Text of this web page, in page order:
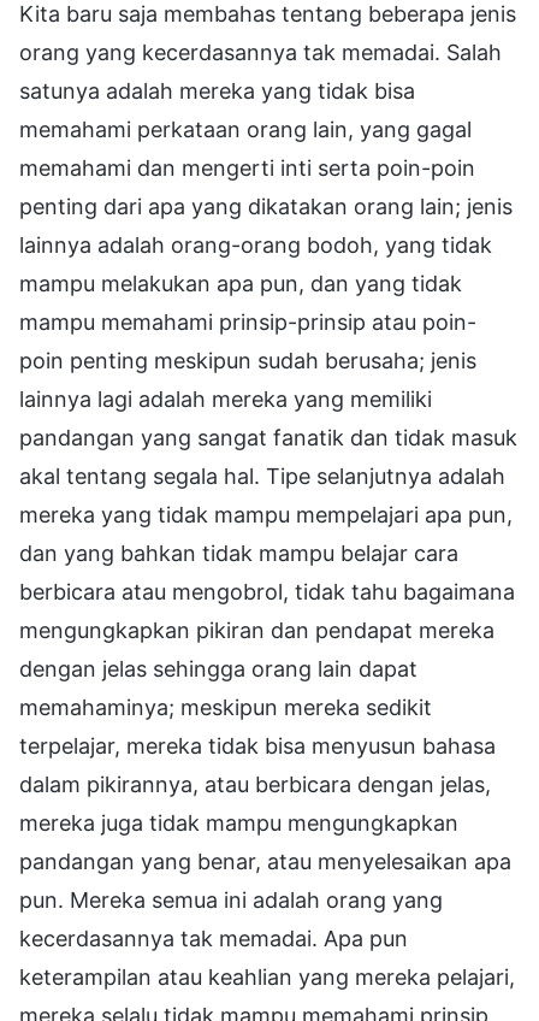
Kita baru saja membahas tentang beberapa jenis
orang yang kecerdasannya tak memadai. Salah
satunya adalah mereka yang tidak bisa
memahami perkataan orang lain, yang gagal
memahami dan mengerti inti serta poin-poin
penting dari apa yang dikatakan orang lain; jenis
lainnya adalah orang-orang bodoh, yang tidak
mampu melakukan apa pun, dan yang tidak
mampu memahami prinsip-prinsip atau poin-
poin penting meskipun sudah berusaha; jenis
lainnya lagi adalah mereka yang memiliki
pandangan yang sangat fanatik dan tidak masuk
akal tentang segala hal. Tipe selanjutnya adalah
mereka yang tidak mampu mempelajari apa pun,
dan yang bahkan tidak mampu belajar cara
berbicara atau mengobrol, tidak tahu bagaimana
mengungkapkan pikiran dan pendapat mereka
dengan jelas sehingga orang lain dapat
memahaminya; meskipun mereka sedikit
terpelajar, mereka tidak bisa menyusun bahasa
dalam pikirannya, atau berbicara dengan jelas,
mereka juga tidak mampu mengungkapkan
pandangan yang benar, atau menyelesaikan apa
pun. Mereka semua ini adalah orang yang
kecerdasannya tak memadai. Apa pun
keterampilan atau keahlian yang mereka pelajari,
mereka selalu tidak mampu memahami prinsip